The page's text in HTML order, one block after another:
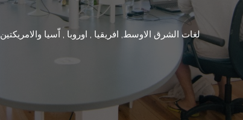
لغات الشرق الاوسط, افريقيا , اوروبا , اّسيا والامريكتين